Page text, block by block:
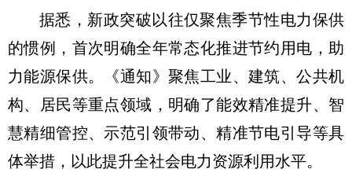
据悉，新政突破以往仅聚焦季节性电力保供
的惯例，首次明确全年常态化推进节约用电，助
力能源保供。《通知》聚焦工业、建筑、公共机
构、居民等重点领域，明确了能效精准提升、智
慧精细管控、示范引领带动、精准节电引导等具
体举措，以此提升全社会电力资源利用水平。